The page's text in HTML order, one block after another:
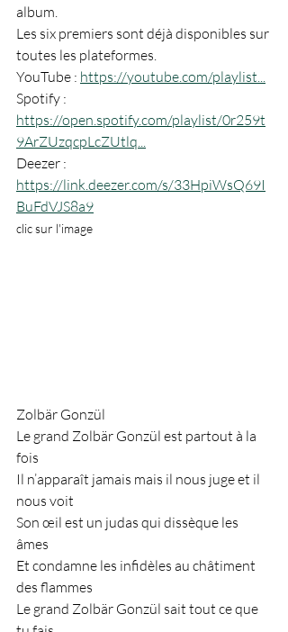
album.
Les six premiers sont déjà disponibles sur
toutes les plateformes.
YouTube : https://youtube.com/playlist
Spotify :
https://open.spotify.com/playlist/0r259t
9ArZUzqcpLcZUtlq
Deezer :
https://link.deezer.com/s/33HpiWsQ69I
BuFdVJS8a9
clic sur l'image
Zolbär Gonzül
Le grand Zolbär Gonzül est partout à la
fois
Il n’apparaît jamais mais il nous juge et il
nous voit
Son œil est un judas qui dissèque les
âmes
Et condamne les infidèles au châtiment
des flammes
Le grand Zolbär Gonzül sait tout ce que